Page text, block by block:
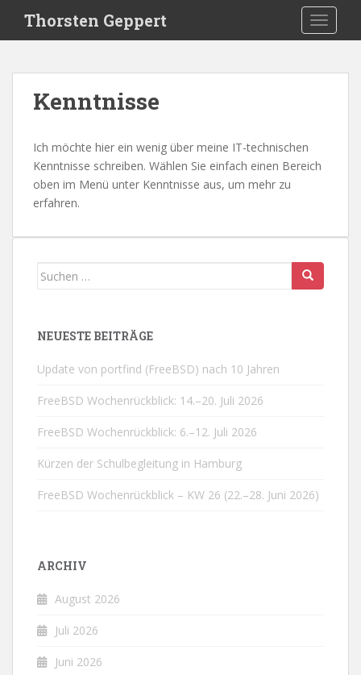
i
Thorsten Geppert
Kenntnisse
Ich möchte hier ein wenig über meine IT-technischen
Kenntnisse schreiben. Wählen Sie einfach einen Bereich
oben im Menü unter Kenntnisse aus, um mehr zu
erfahren.
Suchen
NEUESTE BEITRÄGE
Update von portfind (FreeBSD) nach 10 Jahren
FreeBSD Wochenrückblick: 14.–20. Juli 2026
FreeBSD Wochenrückblick: 6.–12. Juli 2026
Kürzen der Schulbegleitung in Hamburg
FreeBSD Wochenrückblick – KW 26 (22.–28. Juni 2026)
ARCHIV
August 2026
Juli 2026
Juni 2026